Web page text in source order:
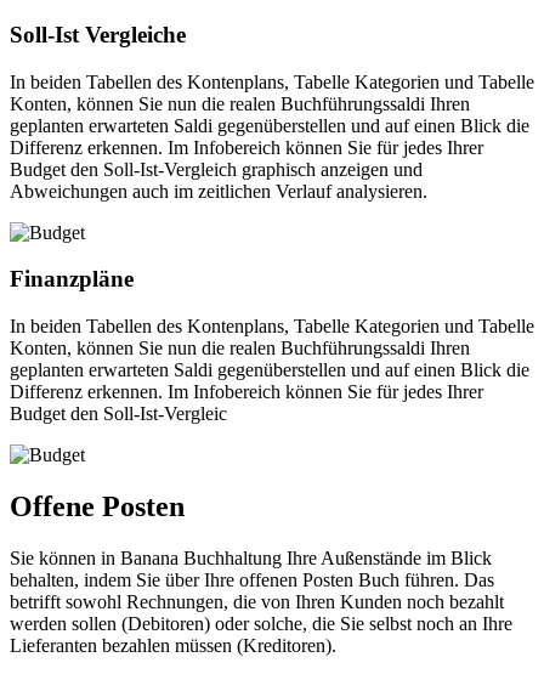
Soll-Ist Vergleiche
In beiden Tabellen des Kontenplans, Tabelle Kategorien und Tabelle
Konten, können Sie nun die realen Buchführungssaldi Ihren
geplanten erwarteten Saldi gegenüberstellen und auf einen Blick die
Differenz erkennen. Im Infobereich können Sie für jedes Ihrer
Budget den Soll-Ist-Vergleich graphisch anzeigen und
Abweichungen auch im zeitlichen Verlauf analysieren.
Finanzpläne
In beiden Tabellen des Kontenplans, Tabelle Kategorien und Tabelle
Konten, können Sie nun die realen Buchführungssaldi Ihren
geplanten erwarteten Saldi gegenüberstellen und auf einen Blick die
Differenz erkennen. Im Infobereich können Sie für jedes Ihrer
Budget den Soll-Ist-Vergleic
Offene Posten
Sie können in Banana Buchhaltung Ihre Außenstände im Blick
behalten, indem Sie über Ihre offenen Posten Buch führen. Das
betrifft sowohl Rechnungen, die von Ihren Kunden noch bezahlt
werden sollen (Debitoren) oder solche, die Sie selbst noch an Ihre
Lieferanten bezahlen müssen (Kreditoren).